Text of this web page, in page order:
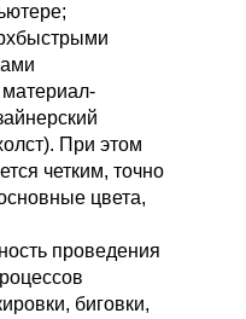
При этом
четким, точно
цвета,
проведения
биговки,